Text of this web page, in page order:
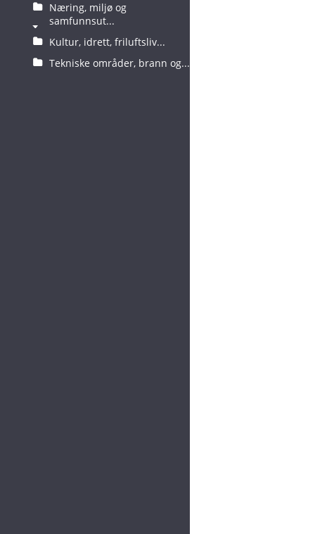
Næring, miljø og
samfunnsut...
Kultur, idrett, friluftsliv...
Tekniske områder, brann og...